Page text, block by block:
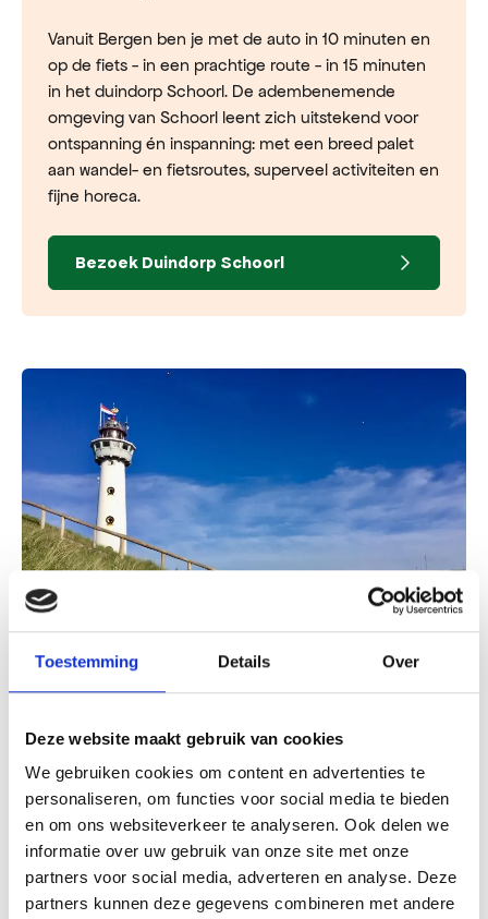
Toestemming Details Over
Deze website maakt gebruik van cookies
We gebruiken cookies om content en advertenties te
personaliseren, om functies voor social media te bieden
en om ons websiteverkeer te analyseren. Ook delen we
informatie over uw gebruik van onze site met onze
partners voor social media, adverteren en analyse. Deze
partners kunnen deze gegevens combineren met andere
Vanuit Bergen ben je met de auto in 10 minuten en
op de fiets - in een prachtige route - in 15 minuten
in het duindorp Schoorl. De adembenemende
omgeving van Schoorl leent zich uitstekend voor
ontspanning én inspanning: met een breed palet
aan wandel- en fietsroutes, superveel activiteiten en
fijne horeca.
Bezoek Duindorp Schoorl
De Egmonden
Vanuit Bergen ben je met de auto in 15 minuten en
op de fiets - via een prachtige route - in 30 minuten
in Egmond. De Egmonden bestaan uit drie kernen:
Egmond aan Zee, een gezellig vissersdorp en